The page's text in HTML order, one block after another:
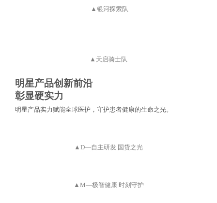
▲银河探索队
▲天启骑士队
明星产品创新前沿
彰显硬实力
明星产品实力赋能全球医护，守护患者健康的生命之光。
▲D—自主研发 国货之光
▲M—极智健康 时刻守护